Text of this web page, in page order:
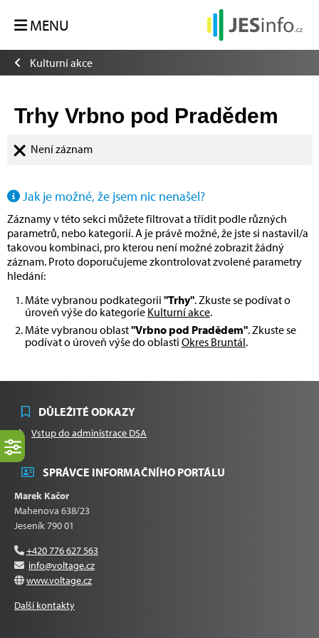
MENU
Kulturní akce
Trhy Vrbno pod Pradědem
Není záznam
Jak je možné, že jsem nic nenašel?
Záznamy v této sekci můžete filtrovat a třídit podle různých
parametrů, nebo kategorií. A je právě možné, že jste si nastavil/a
takovou kombinaci, pro kterou není možné zobrazit žádný
záznam. Proto doporučujeme zkontrolovat zvolené parametry
hledání:
Máte vybranou podkategorii "Trhy". Zkuste se podívat o
úroveň výše do kategorie Kulturní akce.
Máte vybranou oblast"Vrbno pod Pradědem". Zkuste se
podívat o úroveň výše do oblasti Okres Bruntál.
DŮLEŽITÉ ODKAZY
Vstup do administrace DSA
SPRÁVCE INFORMAČNÍHO PORTÁLU
Marek Kačor
Mahenova 638/23
Jeseník 790 01
+420 776 627 563
info@voltage.cz
www.voltage.cz
Další kontakty